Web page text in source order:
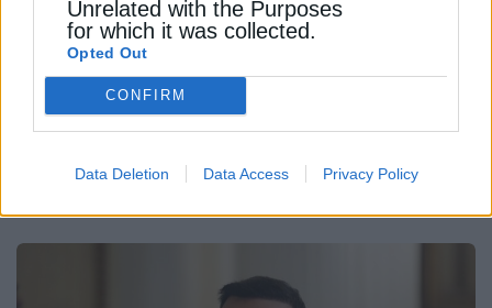
Unrelated with the Purposes
for which it was collected.
Opted Out
CONFIRM
Data Deletion Data Access Privacy Policy
για το τέλος ταφής απορριμμάτων
Ικανοποίηση εκφράζει η Κεντρική Ένωση Δήμων
Ελλάδος (ΚΕΔΕ) για τις αποφάσεις σχετικά με το
τέλος ταφής απορριμμάτων
Newsroom 21 Ιανουαρίου 2025